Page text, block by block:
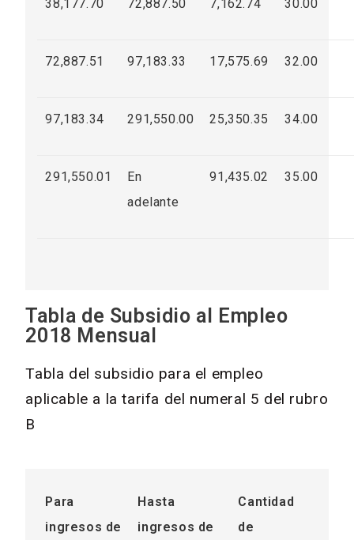
38,177.70 72,887.50 7,162.74 30.00
72,887.51 97,183.33 17,575.69 32.00
97,183.34 291,550.00 25,350.35 34.00
291,550.01
En
adelante
91,435.02 35.00
Tabla de Subsidio al Empleo
2018 Mensual
Tabla del subsidio para el empleo
aplicable a la tarifa del numeral 5 del rubro
B
Para
ingresos de
Hasta
ingresos de
Cantidad
de